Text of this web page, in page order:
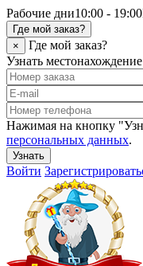
Рабочие дни10:00 - 19:00
Где мой заказ?
×
Где мой заказ?
Узнать местонахождение
Нажимая на кнопку
персональных данных.
Узнать
Войти